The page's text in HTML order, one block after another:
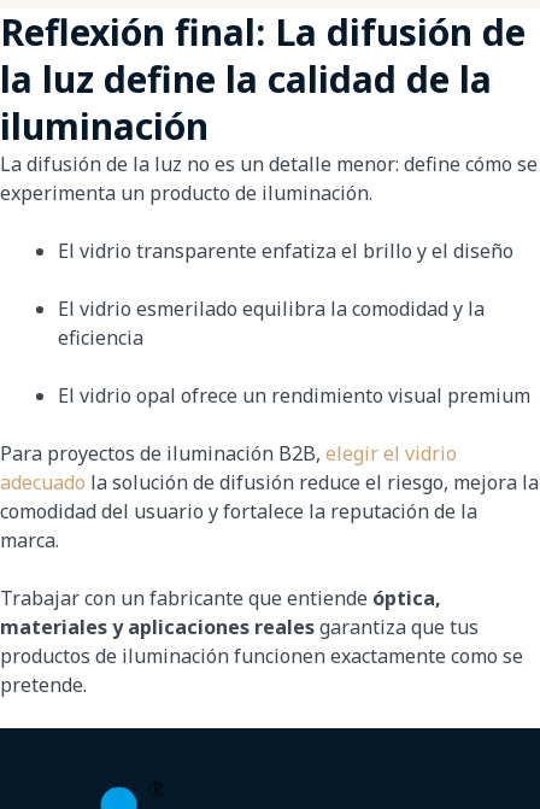
Reflexión final: La difusión de
la luz define la calidad de la
iluminación
La difusión de la luz no es un detalle menor: define cómo se
experimenta un producto de iluminación.
El vidrio transparente enfatiza el brillo y el diseño
El vidrio esmerilado equilibra la comodidad y la
eficiencia
El vidrio opal ofrece un rendimiento visual premium
Para proyectos de iluminación B2B, elegir el vidrio
adecuado la solución de difusión reduce el riesgo, mejora la
comodidad del usuario y fortalece la reputación de la
marca.
Trabajar con un fabricante que entiende óptica,
materiales y aplicaciones realesgarantiza que tus
productos de iluminación funcionen exactamente como se
pretende.